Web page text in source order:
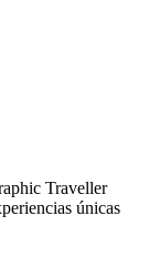
Traveller
únicas